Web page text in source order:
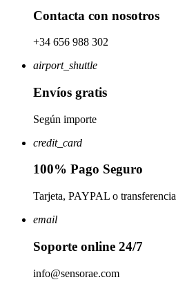
Contacta con nosotros
+34 656 988 302
airport_shuttle
Envíos gratis
Según importe
credit_card
100% Pago Seguro
Tarjeta, PAYPAL o transferencia
email
Soporte online 24/7
info@sensorae.com